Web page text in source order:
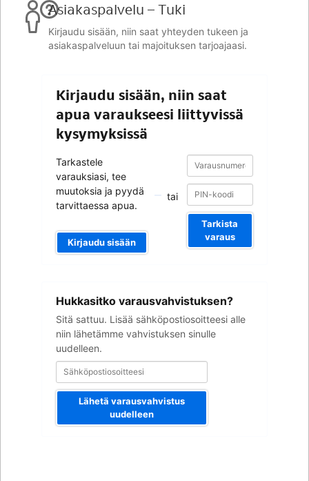
Asiakaspalvelu – Tuki
Kirjaudu sisään, niin saat yhteyden tukeen ja
asiakaspalveluun tai majoituksen tarjoajaasi.
Kirjaudu sisään, niin saat
apua varaukseesi liittyvissä
kysymyksissä
Tarkastele
varauksiasi, tee
muutoksia ja pyydä
tarvittaessa apua.
Kirjaudu sisään
tai
Varausnumero
Varausnumero
Tarkista
varaus
Hukkasitko varausvahvistuksen?
Sitä sattuu. Lisää sähköpostiosoitteesi alle
niin lähetämme vahvistuksen sinulle
uudelleen.
Lähetä varausvahvistus
uudelleen